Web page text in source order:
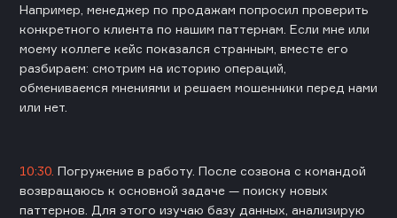
Например, менеджер по продажам попросил проверить
конкретного клиента по нашим паттернам. Если мне или
моему коллеге кейс показался странным, вместе его
разбираем: смотрим на историю операций,
обмениваемся мнениями и решаем мошенники перед нами
или нет.
10:30. Погружение в работу. После созвона с командой
возвращаюсь к основной задаче — поиску новых
паттернов. Для этого изучаю базу данных, анализирую